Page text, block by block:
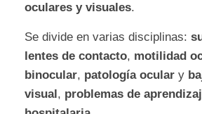
oculares y visuales.
Se divide en varias disciplinas:
lentes de contacto, motilidad
binocular, patología ocular y
visual, problemas de